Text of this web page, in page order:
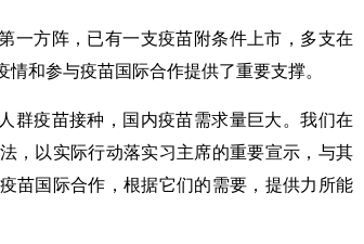
一方阵，已有一支疫苗附条件上市，多支在
和参与疫苗国际合作提供了重要支撑。
群疫苗接种，国内疫苗需求量巨大。我们在
，以实际行动落实习主席的重要宣示，与其
苗国际合作，根据它们的需要，提供力所能